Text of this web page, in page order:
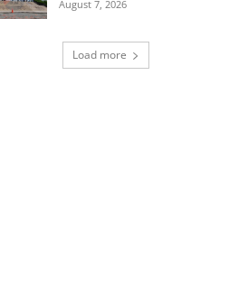
August 7, 2026
Load more